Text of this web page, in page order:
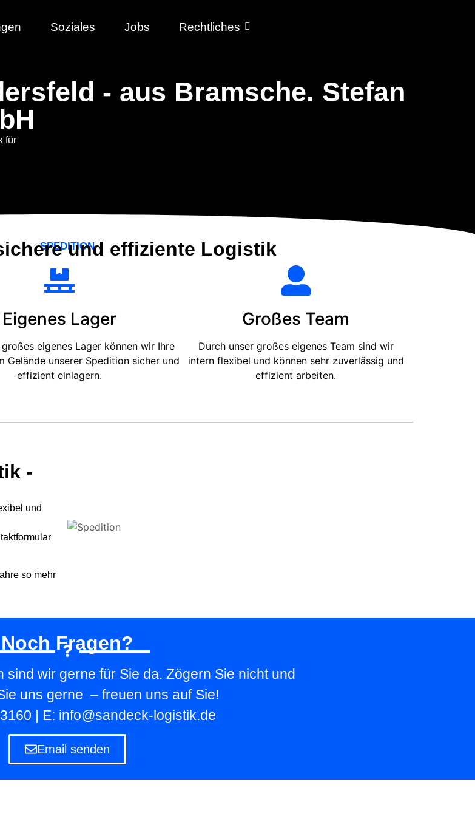
Soziales Jobs Rechtliches
- aus Bramsche. Stefan
für
SPEDITIONund effiziente Logistik
Eigenes Lager
eigenes Lager können wir Ihre
Gelände unserer Spedition sicher und
effizient einlagern.
Großes Team
Durch unser großes eigenes Team sind wir
intern flexibel und können sehr zuverlässig und
effizient arbeiten.
-
und
so mehr
Noch Fragen?
sind wir gerne für Sie da. Zögern Sie nicht und
uns gerne – freuen uns auf Sie!
| E: info@sandeck-logistik.de
Email senden